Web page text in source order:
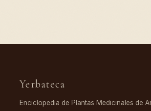
Yerbateca
Enciclopedia de Plantas Medicinales de